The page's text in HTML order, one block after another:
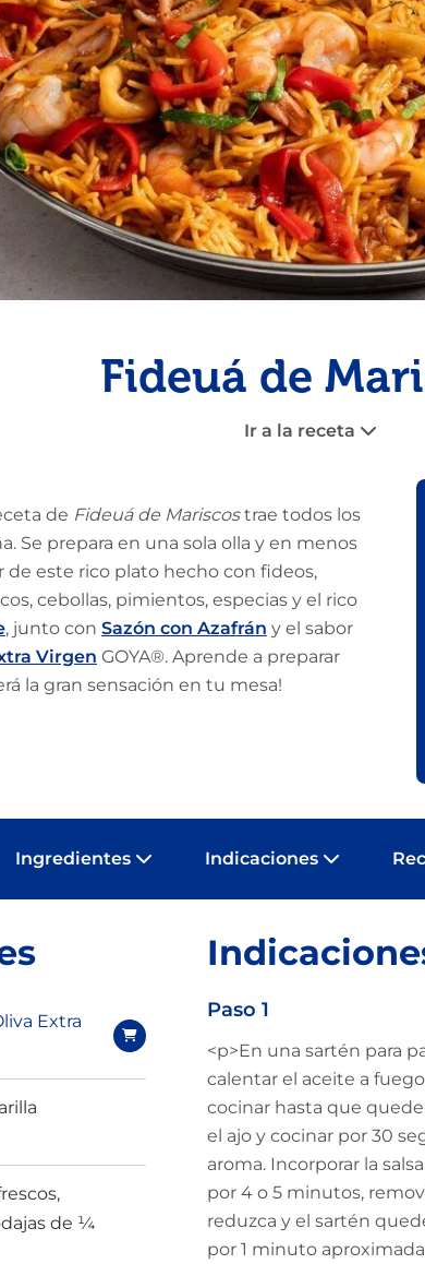
Tarta
Pudin
Pescado
Fideuá de
Ir a la receta
de Fideuá de Mariscostrae todos los
Se prepara en una sola olla y en menos
de este rico plato hecho con fideos,
cebollas, pimientos, especias y el rico
, junto con Sazón con Azafrán y el sabor
Virgen GOYA®. Aprende a preparar
la gran sensación en tu mesa!
Ingredientes Indicaciones
Extra
de ¼
Paso 1
<p>En una sartén para
calentar el aceite a
cocinar hasta que
el ajo y cocinar por 30
aroma. Incorporar la
por 4 o 5 minutos,
reduzca y el sartén
por 1 minuto